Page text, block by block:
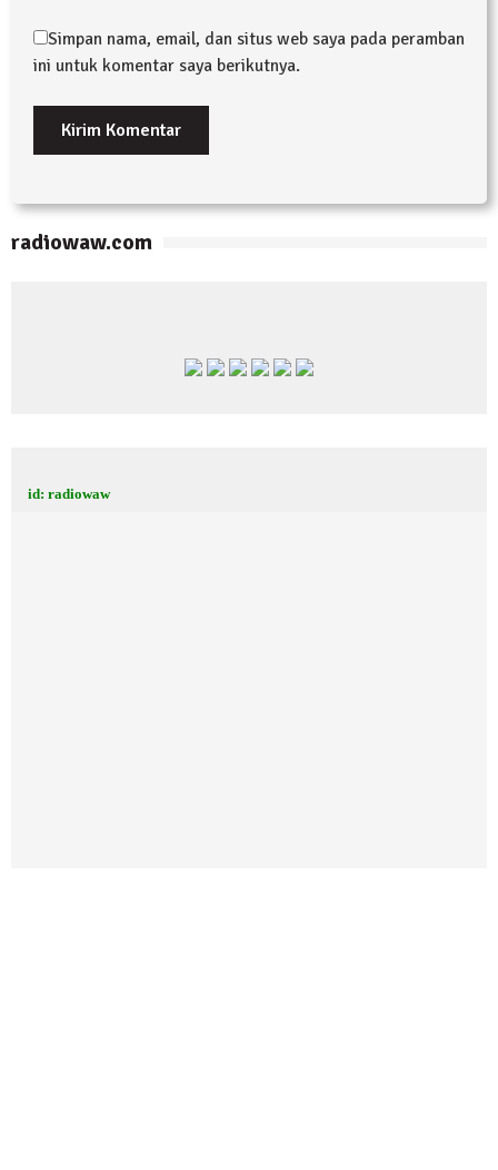
Simpan nama, email, dan situs web saya pada peramban
ini untuk komentar saya berikutnya.
radiowaw.com
id: radiowaw